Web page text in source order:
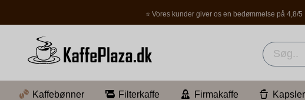
⭐ Vores kunder giver os en bedømmelse på 4,8/5
Kaffebønner Filterkaffe Firmakaffe Kapsler